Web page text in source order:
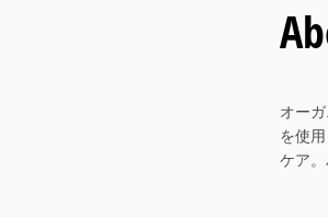
オー
を使
ケア